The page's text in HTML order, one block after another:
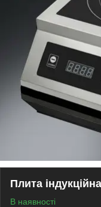
Плита
В наявності